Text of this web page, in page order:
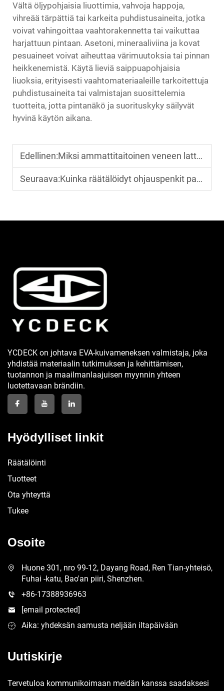
Vältä öljypohjaisia liuottimia, vahvoja happoja,
vihreää tärpättiä tai karkeita puhdistusaineita, jotka
voivat vahingoittaa vaahtorakennetta tai vaikuttaa
harjattuun pintaan. Asetoni, mineraaliviina ja kovat
pesuaineet voivat aiheuttaa värimuutoksia tai pinnan
heikkenemistä. Käytä lieviä saippuapohjaisia
liuoksia, erityisesti vaahtomateriaaleille tarkoitettuja
puhdistusaineita tai valmistajan suosittelemia
tuotteita, jotta pintanäkö ja suorituskyky säilyvät
hyvinä käytön aikana.
Edellinen:Miksi ammattitaitoinen veneen lattiapäällysteen asennus on tärkeää turvallisuuden ja kestävyyden kannalta?
Seuraava:Kuinka räätälöidyt ohjauspenkit parantavat turvallisuutta ja mukavuutta ammattikäyttöön tarkoitetuissa veneissä
YCDECK on johtava EVA-kuivameneksen valmistaja, joka
yhdistää materiaalin tutkimuksen ja kehittämisen,
tuotannon ja maailmanlaajuisen myynnin yhteen
luotettavaan brändiin.
Hyödylliset linkit
Räätälöinti
Tuotteet
Ota yhteyttä
Tukee
Osoite
Huone 301, nro 99-12, Dayang Road, Ren Tian-yhteisö,
Fuhai -katu, Bao'an piiri, Shenzhen.
+86-17388936963
[email protected]
Aika: yhdeksän aamusta neljään iltapäivään
Uutiskirje
Tervetuloa kommunikoimaan meidän kanssa saadaksesi